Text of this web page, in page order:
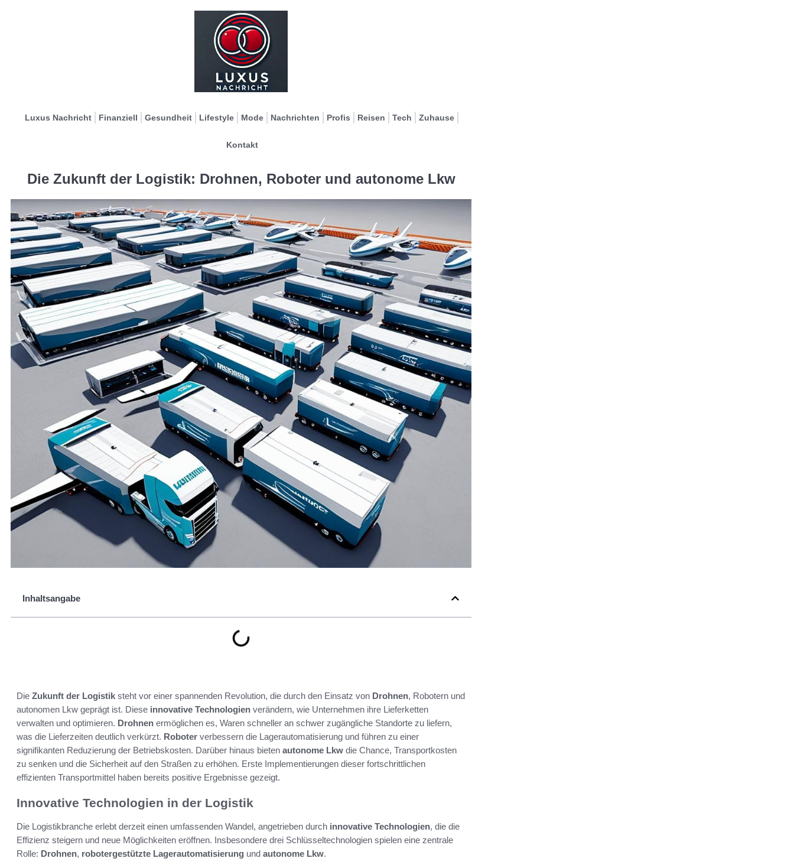
Luxus Nachricht Finanziell Gesundheit Lifestyle Mode Nachrichten Profis Reisen Tech Zuhause
Kontakt
Die Zukunft der Logistik: Drohnen, Roboter und autonome Lkw
Inhaltsangabe
Die Zukunft der Logistik steht vor einer spannenden Revolution, die durch den Einsatz von Drohnen, Robotern und
autonomen Lkw geprägt ist. Diese innovative Technologien verändern, wie Unternehmen ihre Lieferketten
verwalten und optimieren. Drohnen ermöglichen es, Waren schneller an schwer zugängliche Standorte zu liefern,
was die Lieferzeiten deutlich verkürzt. Roboter verbessern die Lagerautomatisierung und führen zu einer
signifikanten Reduzierung der Betriebskosten. Darüber hinaus bieten autonome Lkw die Chance, Transportkosten
zu senken und die Sicherheit auf den Straßen zu erhöhen. Erste Implementierungen dieser fortschrittlichen
effizienten Transportmittel haben bereits positive Ergebnisse gezeigt.
Innovative Technologien in der Logistik
Die Logistikbranche erlebt derzeit einen umfassenden Wandel, angetrieben durch innovative Technologien, die die
Effizienz steigern und neue Möglichkeiten eröffnen. Insbesondere drei Schlüsseltechnologien spielen eine zentrale
Rolle: Drohnen, robotergestützte Lagerautomatisierung und autonome Lkw.